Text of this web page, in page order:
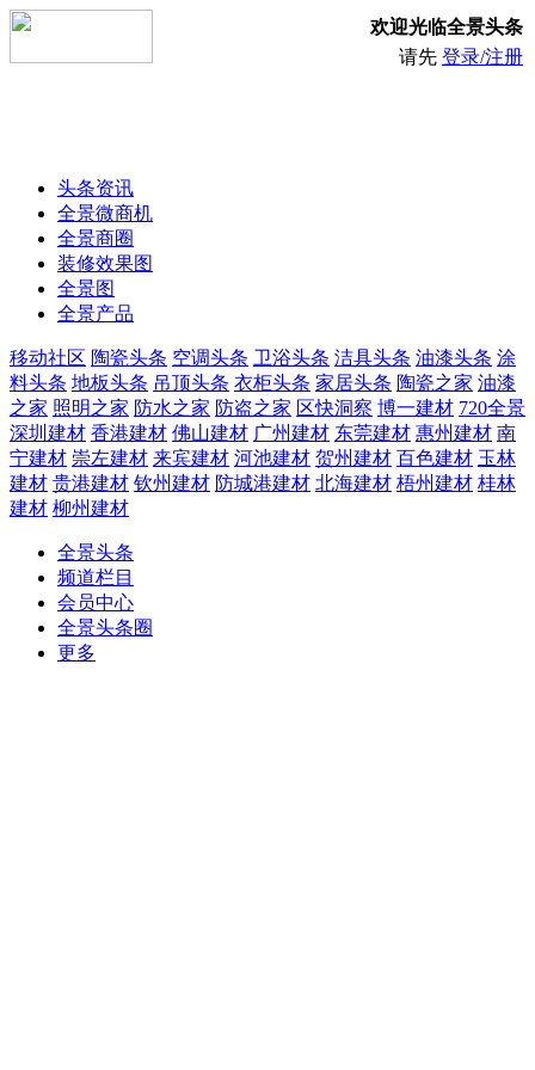
欢迎光临全景头条
请先 登录/注册
头条资讯
全景微商机
全景商圈
装修效果图
全景图
全景产品
移动社区 陶瓷头条 空调头条 卫浴头条 洁具头条 油漆头条 涂
料头条 地板头条 吊顶头条 衣柜头条 家居头条 陶瓷之家 油漆
之家 照明之家 防水之家 防盗之家 区快洞察 博一建材 720全景
深圳建材 香港建材 佛山建材 广州建材 东莞建材 惠州建材 南
宁建材 崇左建材 来宾建材 河池建材 贺州建材 百色建材 玉林
建材 贵港建材 钦州建材 防城港建材 北海建材 梧州建材 桂林
建材 柳州建材
全景头条
频道栏目
会员中心
全景头条圈
更多